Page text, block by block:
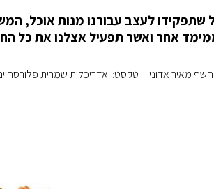
שתפקידו לעצב עבורנו מנות אוכל,
אחר ואשר תפעיל אצלנו את כל
מאיר אדוני | טקסט: אדריכלית שמרית